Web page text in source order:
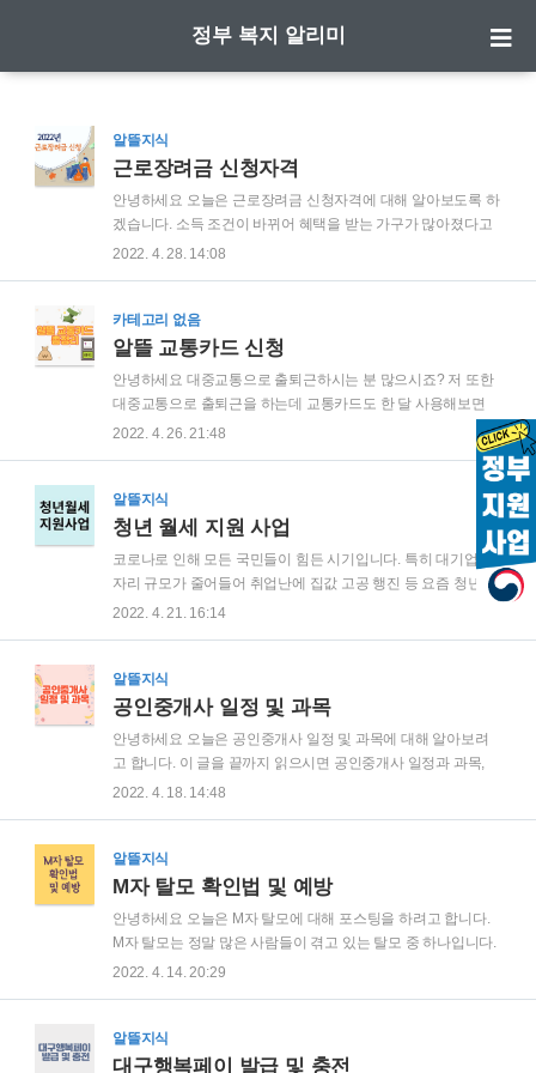
정부 복지 알리미
알뜰지식
근로장려금 신청자격
안녕하세요 오늘은 근로장려금 신청자격에 대해 알아보도록 하
겠습니다. 소득 조건이 바뀌어 혜택을 받는 가구가 많아졌다고
하는데 신청자격에 해당하는지, 신청 일정은 언제인지에 대해
의 신청일정은 2022년 5월 1일 ~ 5월 31일입니다. 2021년 귀속
기한 후 신청일정은 2022년 6월 1일 ~ 11월 30일입니다. 2022
정기분 신청일정이 다가옵니다. 모두 신청하셔서 꼭 받으셨으
면 좋겠습니다.^^ 근로장려금 신청 자격 2021년 근로소득, 전문
직을 제외한 사업소득, 종교인 소득이 있는 경우 근로장려금을
신청할 수 ..
2022. 4. 28. 14:08
카테고리 없음
알뜰 교통카드 신청
안녕하세요 대중교통으로 출퇴근하시는 분 많으시죠? 저 또한
대중교통으로 출퇴근을 하는데 교통카드도 한 달 사용해보면
비용이 만만치 않습니다. 그래서 오늘은 생활 속 절약할 수 있는
꿀팁! 알뜰 교통카드에 대해 알아보도록 하겠습니다. 알뜰 교통
카드에 대해 총정리할 수 있으니 집중해서 봐주세요^^ 알뜰 교
통카드란? 알뜰 교통카드는 알뜰하게 교통카드를 활용하는 것
입니다. 즉 대중교통을 이용하기 위해 이동하는 거리만큼 마일
리지를 적립할 수 있고 카드사 추가 할인 혜택까지 누릴 수 있습
니다. 최대 대중교통비를 30% 줄일 수 있는 알뜰 교통카드입니
다. 알뜰 교통카드 사용방법은? 알뜰 교통카드를 사용하기 위해
서는 먼저 카드를 신청해야 합니다. 카드로는 우리 카드, 신한카
드, 하나카드, 티머니 페이가 있습니다. 카드..
2022. 4. 26. 21:48
알뜰지식
청년 월세 지원 사업
코로나로 인해 모든 국민들이 힘든 시기입니다. 특히 대기업 일
자리 규모가 줄어들어 취업난에 집값 고공 행진 등 요즘 청년들
도 많이 힘들어하고 있습니다. 이번 포스팅에서는 청년들에게
다. 청년 월세 지원사업은 청년층의 주거비 부담 경감을 위한 취
지로 8월부터 본격 시행됩니다. 먼저 공시되어 있는 지원자격,
신청 자격 -재산가액 1억 700만 원 이하인 중위소득 60% 이하
의 저소득 독립 청년(19~34세) -주택소유 여부: 무주택 -부모와
생계를 달리하며 보증금 5천만 원 이하 및 월세 60만 원 이하의
주택에 거주하는 경우..
2022. 4. 21. 16:14
알뜰지식
공인중개사 일정 및 과목
안녕하세요 오늘은 공인중개사 일정 및 과목에 대해 알아보려
고 합니다. 이 글을 끝까지 읽으시면 공인중개사 일정과 과목,
합격 기준, 수수료 등 공인중개사 시험과 관련된 모든 기본 정보
성하는 것을 목적으로 합니다. 또한 공정, 정직한 부동산 거래를
확립하여 국민경제에 이바지하는 것을 목적으로 합니다. 공인
분양 대행, 경매 매수신청 대리 등 다양한 업무를 수행합니다.
위 표인 최근 5년 통계자료를 보면 공인중개사 시험을 치기 위
한 지원자 수는 계속 늘고 있으며 이로 인해 합격률은 점점 낮아
지고 있습니다. 점점 난이도가 높아지..
2022. 4. 18. 14:48
알뜰지식
M자 탈모 확인법 및 예방
안녕하세요 오늘은 M자 탈모에 대해 포스팅을 하려고 합니다.
M자 탈모는 정말 많은 사람들이 겪고 있는 탈모 중 하나입니다.
우리 모두를 위해, 미리 알고 있으면 예방할 수 있으니 오늘 포
알아보도록 하겠습니다. M자 탈모란? 탈모란 머리카락이 빠지
는 증상입니다. M자 탈모는 이러한 탈모의 다양한 종류 중 하나
2022. 4. 14. 20:29
알뜰지식
대구행복페이 발급 및 충전